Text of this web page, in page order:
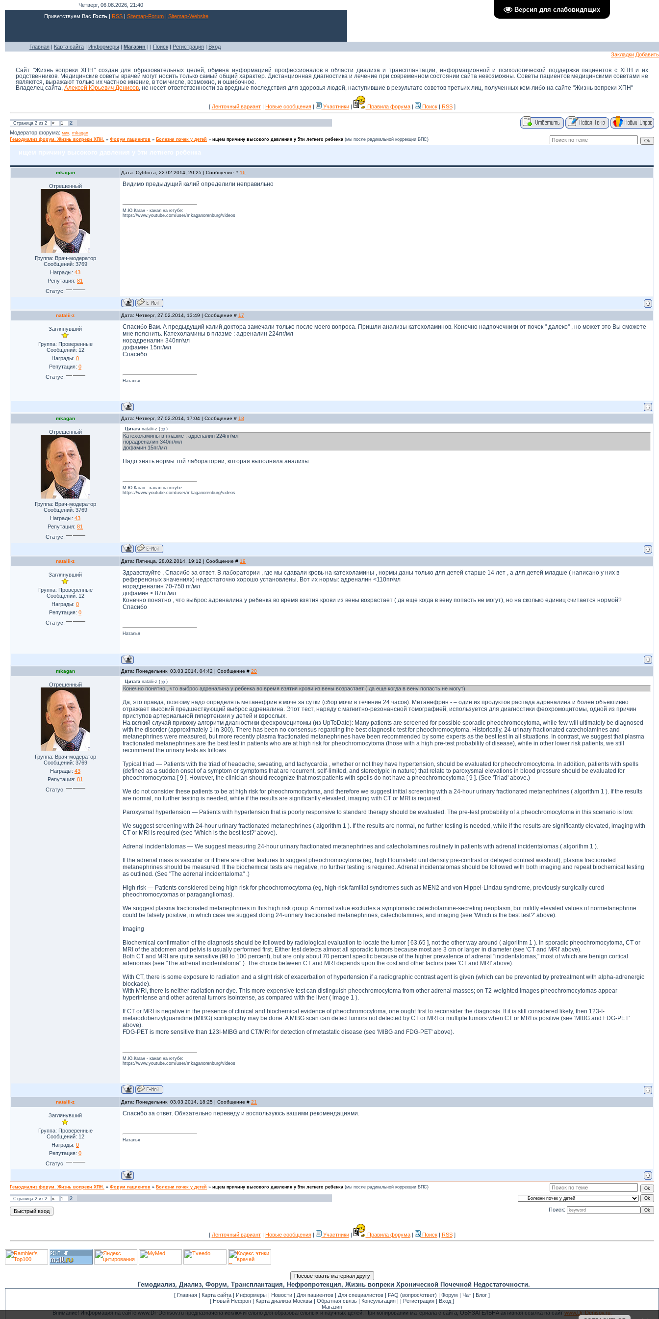
Версия для слабовидящих
Четверг, 06.08.2026, 21:40
Приветствуем Вас Гость | RSS | Sitemap-Forum | Sitemap-Website
Главная | Карта сайта | Информеры | Магазин | | Поиск | Регистрация | Вход
Закладки Добавить
Сайт "Жизнь вопреки ХПН" создан для образовательных целей, обмена информацией профессионалов в области диализа и трансплантации, информационной и психологической поддержки пациентов с ХПН и их
родственников. Медицинские советы врачей могут носить только самый общий характер. Дистанционная диагностика и лечение при современном состоянии сайта невозможны. Советы пациентов медицинскими советами не
являются, выражают только их частное мнение, в том числе, возможно, и ошибочное.
Владелец сайта, Алексей Юрьевич Денисов , не несет ответственности за вредные последствия для здоровья людей, наступившие в результате советов третьих лиц, полученных кем-либо на сайте "Жизнь вопреки ХПН"
[ Ленточный вариант| Новые сообщения| Участники| Правила форума| Поиск| RSS]
Страница 2 из 2 « 1
2
Модератор форума: мик mkagan
Гемодиализ форум. Жизнь вопреки ХПН. » Форум пациентов » Болезни почек у детей » ищем причину высокого давления у 5ти летнего ребенка (мы после радикальной коррекции ВПС)
ищем причину высокого давления у 5ти летнего ребенка
mkagan Дата: Суббота, 22.02.2014, 20:25 | Сообщение # 16
Отрешенный
Группа: Врач-модератор
Сообщений: 3769
Награды: 43
Репутация: 81
Статус:
Видимо предыдущий калий определили неправильно
М.Ю.Каган - канал на ютубе:
https://www.youtube.com/user/mkaganorenburg/videos
natalii-z Дата: Четверг, 27.02.2014, 13:49 | Сообщение # 17
Заглянувший
Группа: Проверенные
Сообщений: 12
Награды: 0
Репутация: 0
Статус:
Спасибо Вам. А предыдущий калий доктора замечали только после моего вопроса. Пришли анализы катехоламинов. Конечно надпочечники от почек " далеко'' , но может это Вы сможете
мне пояснить. Катехоламины в плазме : адреналин 224пг/мл
норадреналин 340пг/мл
дофамин 15пг/мл
Спасибо.
Наталья
mkagan Дата: Четверг, 27.02.2014, 17:04 | Сообщение # 18
Отрешенный
Группа: Врач-модератор
Сообщений: 3769
Награды: 43
Репутация: 81
Статус:
Цитата natalii-z ( )
Катехоламины в плазме : адреналин 224пг/мл
норадреналин 340пг/мл
дофамин 15пг/мл
Надо знать нормы той лаборатории, которая выполняла анализы.
М.Ю.Каган - канал на ютубе:
https://www.youtube.com/user/mkaganorenburg/videos
natalii-z Дата: Пятница, 28.02.2014, 19:12 | Сообщение # 19
Заглянувший
Группа: Проверенные
Сообщений: 12
Награды: 0
Репутация: 0
Статус:
Здравствуйте , Спасибо за ответ. В лаборатории , где мы сдавали кровь на катехоламины , нормы даны только для детей старше 14 лет , а для детей младше ( написано у них в
референсных значениях) недостаточно хорошо установлены. Вот их нормы: адреналин <110пг/мл
норадреналин 70-750 пг/мл
дофамин < 87пг/мл
Конечно понятно , что выброс адреналина у ребенка во время взятия крови из вены возрастает ( да еще когда в вену попасть не могут), но на сколько единиц считается нормой?
Спасибо
Наталья
mkagan Дата: Понедельник, 03.03.2014, 04:42 | Сообщение # 20
Отрешенный
Группа: Врач-модератор
Сообщений: 3769
Награды: 43
Репутация: 81
Статус:
Цитата natalii-z ( )
Конечно понятно , что выброс адреналина у ребенка во время взятия крови из вены возрастает ( да еще когда в вену попасть не могут)
Да, это правда, поэтому надо определять метанефрин в моче за сутки (сбор мочи в течение 24 часов). Метанефрин - – один из продуктов распада адреналина и более объективно
отражает высокий предшествующий выброс адреналина. Этот тест, наряду с магнитно-резонансной томографией, используется для диагностики феохромоцитомы, одной из причин
приступов артериальной гипертензии у детей и взрослых.
На всякий случай привожу алгоритм диагностики феохромоцитомы (из UpToDate): Many patients are screened for possible sporadic pheochromocytoma, while few will ultimately be diagnosed
with the disorder (approximately 1 in 300). There has been no consensus regarding the best diagnostic test for pheochromocytoma. Historically, 24-urinary fractionated catecholamines and
metanephrines were measured, but more recently plasma fractionated metanephrines have been recommended by some experts as the best test in all situations. In contrast, we suggest that plasma
fractionated metanephrines are the best test in patients who are at high risk for pheochromocytoma (those with a high pre-test probability of disease), while in other lower risk patients, we still
recommend the urinary tests as follows:
Typical triad — Patients with the triad of headache, sweating, and tachycardia , whether or not they have hypertension, should be evaluated for pheochromocytoma. In addition, patients with spells
(defined as a sudden onset of a symptom or symptoms that are recurrent, self-limited, and stereotypic in nature) that relate to paroxysmal elevations in blood pressure should be evaluated for
pheochromocytoma [ 9 ]. However, the clinician should recognize that most patients with spells do not have a pheochromocytoma [ 9 ]. (See 'Triad' above.)
We do not consider these patients to be at high risk for pheochromocytoma, and therefore we suggest initial screening with a 24-hour urinary fractionated metanephrines ( algorithm 1 ). If the results
are normal, no further testing is needed, while if the results are significantly elevated, imaging with CT or MRI is required.
Paroxysmal hypertension — Patients with hypertension that is poorly responsive to standard therapy should be evaluated. The pre-test probability of a pheochromocytoma in this scenario is low.
We suggest screening with 24-hour urinary fractionated metanephrines ( algorithm 1 ). If the results are normal, no further testing is needed, while if the results are significantly elevated, imaging with
CT or MRI is required (see 'Which is the best test?' above).
Adrenal incidentalomas — We suggest measuring 24-hour urinary fractionated metanephrines and catecholamines routinely in patients with adrenal incidentalomas ( algorithm 1 ).
If the adrenal mass is vascular or if there are other features to suggest pheochromocytoma (eg, high Hounsfield unit density pre-contrast or delayed contrast washout), plasma fractionated
metanephrines should be measured. If the biochemical tests are negative, no further testing is required. Adrenal incidentalomas should be followed with both imaging and repeat biochemical testing
as outlined. (See "The adrenal incidentaloma" .)
High risk — Patients considered being high risk for pheochromocytoma (eg, high-risk familial syndromes such as MEN2 and von Hippel-Lindau syndrome, previously surgically cured
pheochromocytomas or paragangliomas).
We suggest plasma fractionated metanephrines in this high risk group. A normal value excludes a symptomatic catecholamine-secreting neoplasm, but mildly elevated values of normetanephrine
could be falsely positive, in which case we suggest doing 24-urinary fractionated metanephrines, catecholamines, and imaging (see 'Which is the best test?' above).
Imaging
Biochemical confirmation of the diagnosis should be followed by radiological evaluation to locate the tumor [ 63,65 ], not the other way around ( algorithm 1 ). In sporadic pheochromocytoma, CT or
MRI of the abdomen and pelvis is usually performed first. Either test detects almost all sporadic tumors because most are 3 cm or larger in diameter (see 'CT and MRI' above).
Both CT and MRI are quite sensitive (98 to 100 percent), but are only about 70 percent specific because of the higher prevalence of adrenal "incidentalomas," most of which are benign cortical
adenomas (see "The adrenal incidentaloma" ). The choice between CT and MRI depends upon the cost and other factors (see 'CT and MRI' above).
With CT, there is some exposure to radiation and a slight risk of exacerbation of hypertension if a radiographic contrast agent is given (which can be prevented by pretreatment with alpha-adrenergic
blockade).
With MRI, there is neither radiation nor dye. This more expensive test can distinguish pheochromocytoma from other adrenal masses; on T2-weighted images pheochromocytomas appear
hyperintense and other adrenal tumors isointense, as compared with the liver ( image 1 ).
If CT or MRI is negative in the presence of clinical and biochemical evidence of pheochromocytoma, one ought first to reconsider the diagnosis. If it is still considered likely, then 123-I-
metaiodobenzylguanidine (MIBG) scintigraphy may be done. A MIBG scan can detect tumors not detected by CT or MRI or multiple tumors when CT or MRI is positive (see 'MIBG and FDG-PET'
above).
FDG-PET is more sensitive than 123I-MIBG and CT/MRI for detection of metastatic disease (see 'MIBG and FDG-PET' above).
М.Ю.Каган - канал на ютубе:
https://www.youtube.com/user/mkaganorenburg/videos
natalii-z Дата: Понедельник, 03.03.2014, 18:25 | Сообщение # 21
Заглянувший
Группа: Проверенные
Сообщений: 12
Награды: 0
Репутация: 0
Статус:
Спасибо за ответ. Обязательно переведу и воспользуюсь вашими рекомендациями.
Наталья
Гемодиализ форум. Жизнь вопреки ХПН. » Форум пациентов » Болезни почек у детей » ищем причину высокого давления у 5ти летнего ребенка (мы после радикальной коррекции ВПС)
Страница 2 из 2 « 1
2
Поиск:
[ Ленточный вариант| Новые сообщения| Участники| Правила форума| Поиск| RSS]
Гемодиализ, Диализ, Форум, Трансплантация, Нефропротекция, Жизнь вопреки Хронической Почечной Недостаточности.
[ Главная | Карта сайта | Информеры | Новости | Для пациентов | Для специалистов | FAQ (вопрос/ответ) | Форум | Чат | Блог ]
[ Новый Нефрон | Карта диализа Москвы | Обратная связь | Консультация | | Регистрация | Вход ]
Магазин
Внимание! Информация на сайте www.Dr-Denisov.ru предназначена исключительно для образовательных и научных целей. При копировании материала с сайта, ОБЯЗАТЕЛЬНА активная ссылка на сайт www.Dr-Denisov.ru.